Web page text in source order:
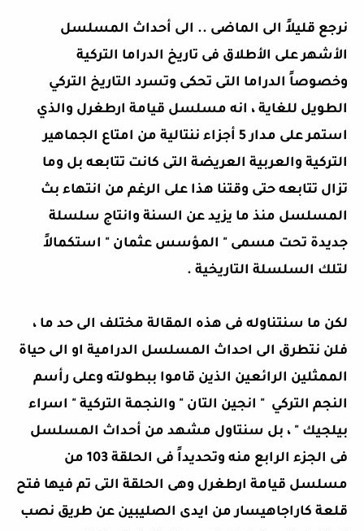
نرجع قليلاً الى الماضى .. الى أحداث المسلسل
الأشهر على الأطلاق فى تاريخ الدراما التركية
وخصوصاً الدراما التى تحكى وتسرد التاريخ التركي
الطويل للغاية ، انه مسلسل قيامة ارطغرل والذي
استمر على مدار 5 أجزاء ننتالية من امتاع الجماهير
التركية والعربية العريضة التى كانت تتابعه بل وما
تزال تتابعه حتى وقتنا هذا على الرغم من انتهاء بث
المسلسل منذ ما يزيد عن السنة وانتاج سلسلة
جديدة تحت مسمى " المؤسس عثمان " استكمالاً
لتلك السلسلة التاريخية .
لكن ما سنتناوله فى هذه المقالة مختلف الى حد ما ،
فلن نتطرق الى احداث المسلسل الدرامية او الى حياة
الممثلين الرائعين الذين قاموا ببطولته وعلى رأسم
النجم التركي " انجين التان " والنجمة التركية " اسراء
بيلجيك " ، بل سنتاول مشهد من أحداث المسلسل
فى الجزء الرابع منه وتحديداً فى الحلقة 103 من
مسلسل قيامة ارطغرل وهى الحلقة التى تم فيها فتح
قلعة كاراجاهيسار من ايدى الصليبين عن طريق نصب